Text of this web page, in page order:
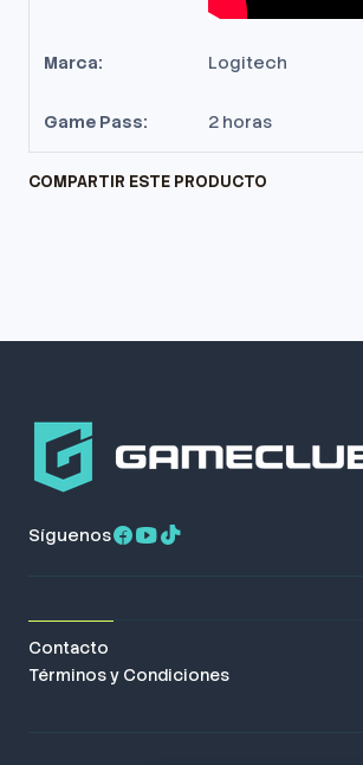
Marca: Logitech
Game Pass: 2 horas
COMPARTIR ESTE PRODUCTO
Síguenos
Contacto
Términos y Condiciones